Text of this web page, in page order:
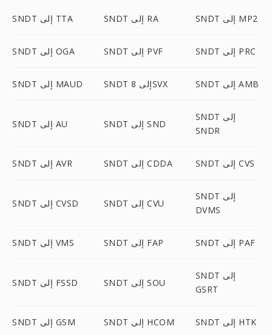
SNDT إلى TTA SNDT إلى RA SNDT إلى MP2
SNDT إلى OGA SNDT إلى PVF SNDT إلى PRC
SNDT إلى MAUD SNDT إلى 8SVX SNDT إلى AMB
SNDT إلى AU SNDT إلى SND
SNDT إلى
SNDR
SNDT إلى AVR SNDT إلى CDDA SNDT إلى CVS
SNDT إلى CVSD SNDT إلى CVU
SNDT إلى
DVMS
SNDT إلى VMS SNDT إلى FAP SNDT إلى PAF
SNDT إلى FSSD SNDT إلى SOU
SNDT إلى
GSRT
SNDT إلى GSM SNDT إلى HCOM SNDT إلى HTK